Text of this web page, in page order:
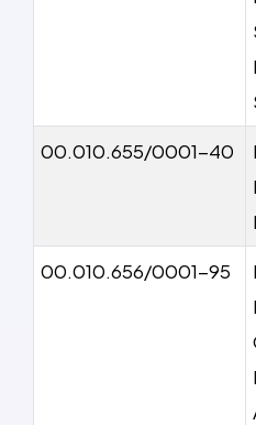
00.010.655/0001-40
00.010.656/0001-95